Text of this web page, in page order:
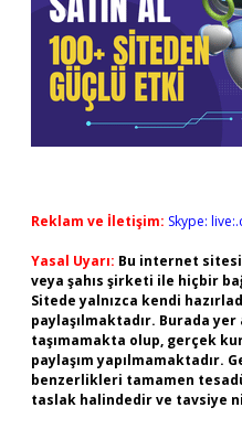
Reklam ve İletişim: Skype:
Yasal Uyarı: Bu internet
veya şahıs şirketi ile hiçbir
Sitede yalnızca kendi
paylaşılmaktadır. Burada
taşımamakta olup, gerçek
paylaşım yapılmamaktadır.
benzerlikleri tamamen
taslak halindedir ve tavsiye